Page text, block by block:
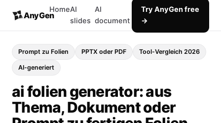
AnyGen
HomeAI
slides
AI
document
Try AnyGen free
→
Prompt zu Folien PPTX oder PDF Tool-Vergleich 2026
AI-generiert
ai folien generator: aus
Thema, Dokument oder